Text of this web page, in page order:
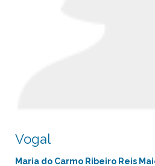
Vogal
Maria do Carmo Ribeiro Reis